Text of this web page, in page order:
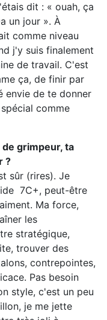
dit : « ouah, ça
un jour ». À
comme niveau
j'y suis finalement
de travail. C'est
ça, de finir par
envie de te donner
comme
grimpeur, ta
?
sûr (rires). Je
7C+, peut-être
Ma force,
les
stratégique,
trouver des
contrepointes,
Pas besoin
style, c'est un peu
je me jette